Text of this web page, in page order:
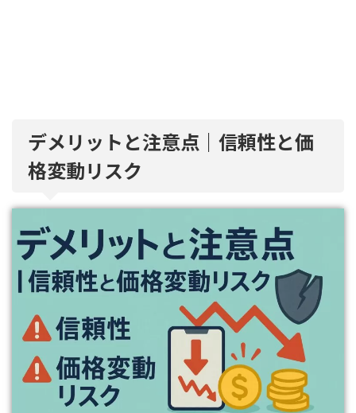
デメリットと注意点｜信頼性と価
格変動リスク